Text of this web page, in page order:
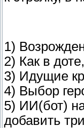
1)
2) Как в
3) Идущие
4) Выбор
5) ИИ(бот)
добавить